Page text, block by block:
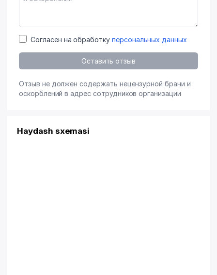
Согласен на обработку персональных данных
Оставить отзыв
Отзыв не должен содержать нецензурной брани и
оскорблений в адрес сотрудников организации
Haydash sxemasi